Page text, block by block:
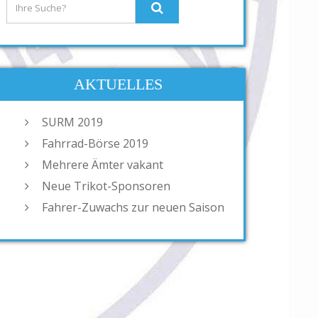
AKTUELLES
SURM 2019
Fahrrad-Börse 2019
Mehrere Ämter vakant
Neue Trikot-Sponsoren
Fahrer-Zuwachs zur neuen Saison